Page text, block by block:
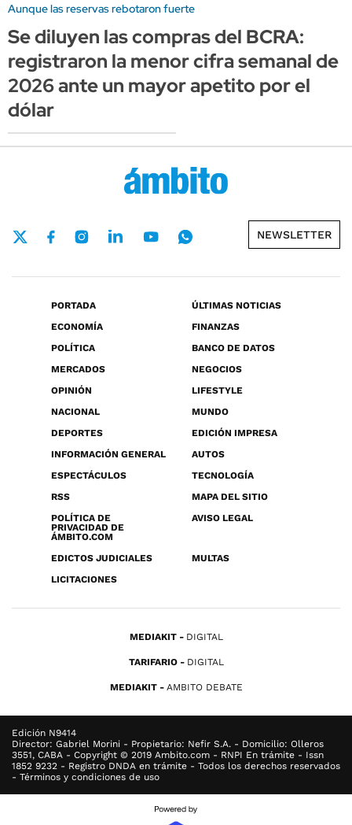
Aunque las reservas rebotaron fuerte
Se diluyen las compras del BCRA:
registraron la menor cifra semanal de
2026 ante un mayor apetito por el
dólar
NEWSLETTER
PORTADA
ÚLTIMAS NOTICIAS
ECONOMÍA
FINANZAS
POLÍTICA
BANCO DE DATOS
MERCADOS
NEGOCIOS
OPINIÓN
LIFESTYLE
NACIONAL
MUNDO
DEPORTES
EDICIÓN IMPRESA
INFORMACIÓN GENERAL
AUTOS
ESPECTÁCULOS
TECNOLOGÍA
RSS
MAPA DEL SITIO
POLÍTICA DE
PRIVACIDAD DE
ÁMBITO.COM
AVISO LEGAL
EDICTOS JUDICIALES
MULTAS
LICITACIONES
MEDIAKIT DIGITAL
TARIFARIO DIGITAL
MEDIAKIT AMBITO DEBATE
Edición N9414
Director: Gabriel Morini - Propietario: Nefir S.A. - Domicilio: Olleros
3551, CABA - Copyright © 2019 Ambito.com - RNPI En trámite - Issn
1852 9232 - Registro DNDA en trámite - Todos los derechos reservados
- Términos y condiciones de uso